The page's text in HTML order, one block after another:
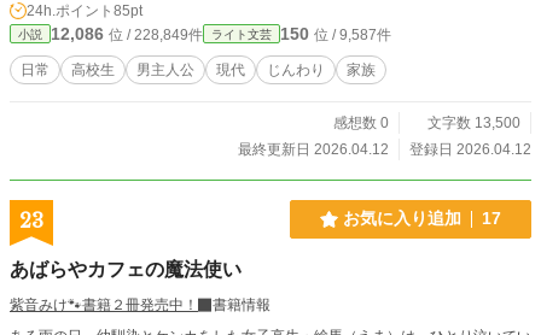
24h.ポイント 85pt
小説 12,086 位 / 228,849件 ライト文芸 150 位 / 9,587件
日常 高校生 男主人公 現代 じんわり 家族
感想数 0
文字数 13,500
最終更新日 2026.04.12
登録日 2026.04.12
23 お気に入り追加 17
あばらやカフェの魔法使い
紫音みけ🐾書籍２冊発売中！
書籍情報